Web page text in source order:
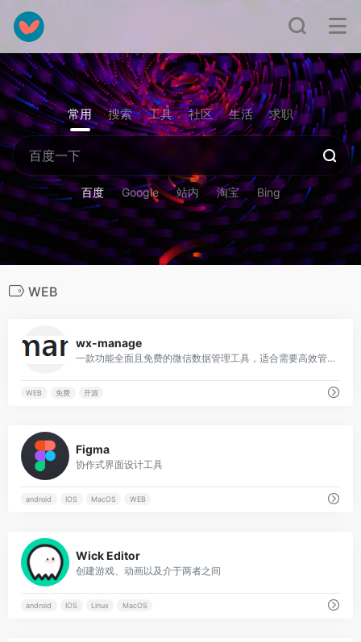
常用 搜索 工具 社区 生活 求职
百度 Google 站内 淘宝 Bing
WEB
wx-manage
一款功能全面且免费的微信数据管理工具，适合需要高效管理和分析微信数据的用户，但需要一定的技术基础。
WEB 免费 开源
Figma
协作式界面设计工具
android IOS MacOS WEB
Wick Editor
创建游戏、动画以及介于两者之间
android IOS Linux MacOS